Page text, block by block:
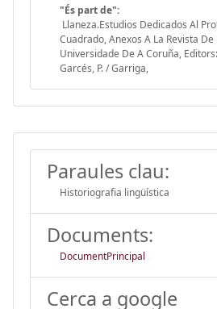
"És part de":
Llaneza.Estudios Dedicados Al
Cuadrado, Anexos A La Revista
Universidade De A Coruña,
Garcés, P. / Garriga,
Paraules clau:
Historiografia lingüística
Documents:
DocumentPrincipal
Cerca a google